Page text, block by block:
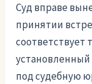
Суд вправе
принятии
под судебную